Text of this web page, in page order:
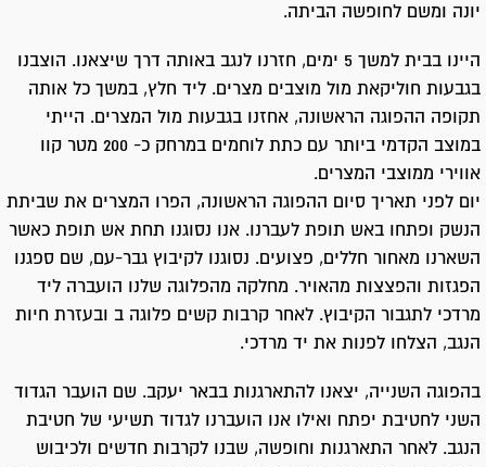
יונה ומשם לחופשה הביתה.
היינו בבית למשך 5 ימים, חזרנו לנגב באותה דרך שיצאנו. הוצבנו
בגבעות חוליקאת מול מוצבים מצרים. ליד חלץ, במשך כל אותה
תקופה ההפוגה הראשונה, אחזנו בגבעות מול המצרים. הייתי
במוצב הקדמי ביותר עם כתת לוחמים במרחק כ- 200 מטר קוו
אווירי ממוצבי המצרים.
יום לפני תאריך סיום ההפוגה הראשונה, הפרו המצרים את שביתת
הנשק ופתחו באש תופת לעברנו. אנו נסוגנו תחת אש תופת כאשר
השארנו מאחור חללים, פצועים. נסוגנו לקיבוץ גבר-עם, שם ספגנו
הפגזות והפצצות מהאויר. מחלקה מהפלוגה שלנו הועברה ליד
מרדכי לתגבור הקיבוץ. לאחר קרבות קשים פלוגה ב ובעזרת חיות
הנגב, הצלחו לפנות את יד מרדכי.
בהפוגה השנייה, יצאנו להתארגנות בבאר יעקב. שם הועבר הגדוד
השני לחטיבת יפתח ואילו אנו הועברנו לגדוד תשיעי של חטיבת
הנגב. לאחר התארגנות וחופשה, שבנו לקרבות חדשים ולכיבוש